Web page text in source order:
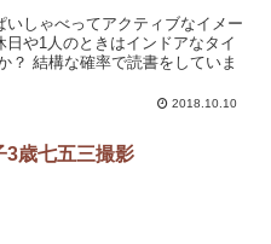
しゃべってアクティブなイメー
や1人のときはインドアなタイ
？ 結構な確率で読書をしていま
2018.10.10
3歳七五三撮影